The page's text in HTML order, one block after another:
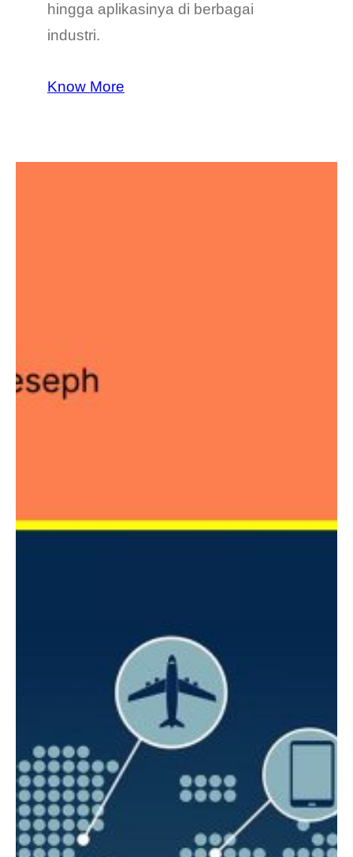
hingga aplikasinya di berbagai
industri.
Know More